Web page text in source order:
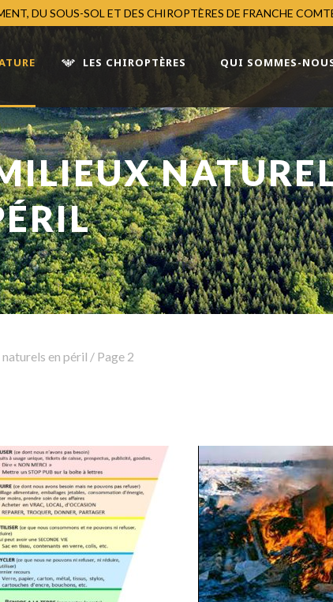
DU SOUS-SOL ET DES CHIROPTÈRES DE FRANCHE
LES CHIROPTÈRES QUI SOMMES-
en péril / Page 2